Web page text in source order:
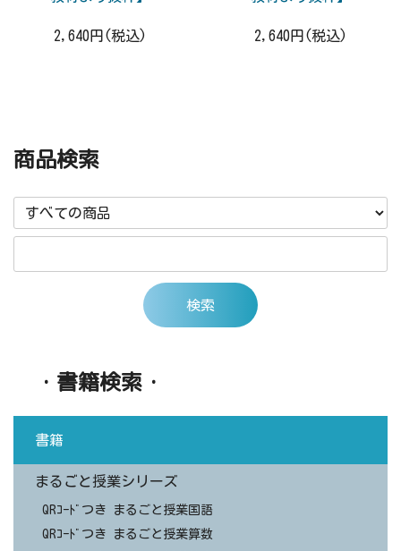
2,640円(税込) 2,640円(税込)
商品検索
・書籍検索・
書籍
まるごと授業シリーズ
QRｺｰﾄﾞつき まるごと授業国語
QRｺｰﾄﾞつき まるごと授業算数